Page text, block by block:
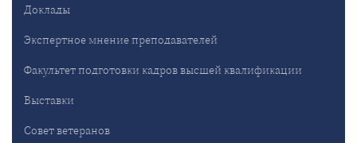
Доклады
Экспертное мнение преподавателей
Факультет подготовки кадров высшей квалификации
Выставки
Совет ветеранов